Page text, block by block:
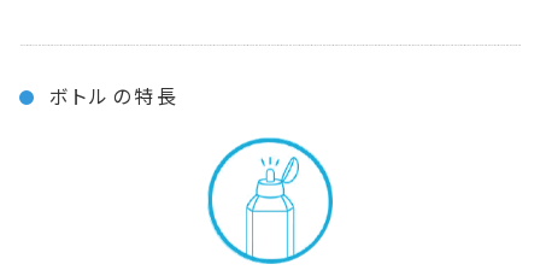
ボトルの特長